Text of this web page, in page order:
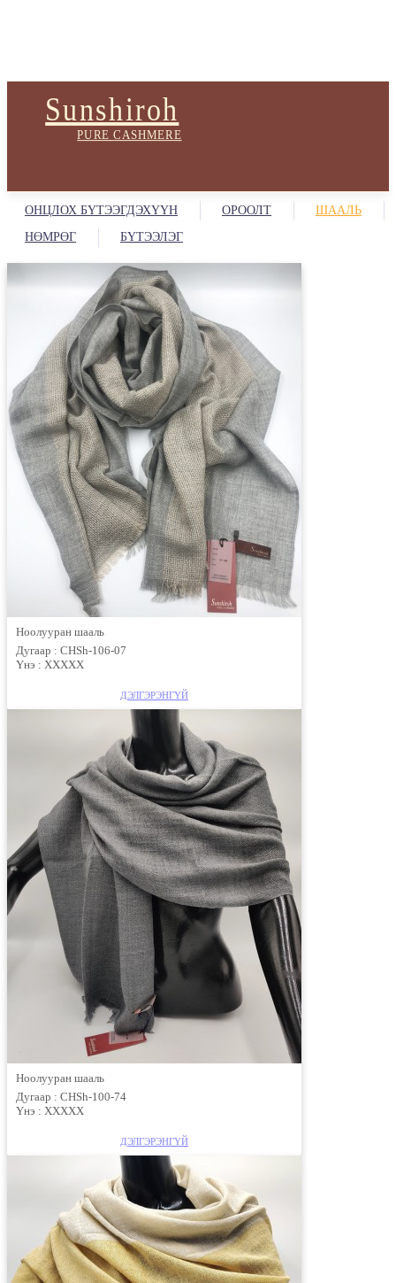
Sunshiroh
PURE CASHMERE
ОНЦЛОХ БҮТЭЭГДЭХҮҮН ОРООЛТ
ШААЛЬ
НӨМРӨГ
БҮТЭЭЛЭГ
Ноолууран шааль
Дугаар : CHSh-106-07
Үнэ : XXXXX
ДЭЛГЭРЭНГҮЙ
Ноолууран шааль
Дугаар : CHSh-100-74
Үнэ : XXXXX
ДЭЛГЭРЭНГҮЙ